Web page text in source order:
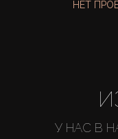
НЕТ
У НАС В